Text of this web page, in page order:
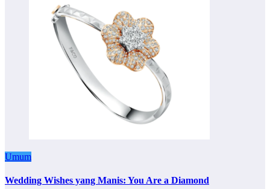
Umum
Wedding Wishes yang Manis: You Are a Diamond